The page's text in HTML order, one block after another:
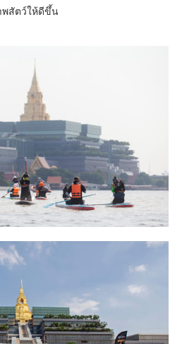
สัตว์ให้ดีขึ้น